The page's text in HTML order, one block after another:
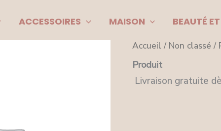
ACCESSOIRES MAISON BEAUTÉ
Accueil / Non classé /
Produit
Livraison gratuite